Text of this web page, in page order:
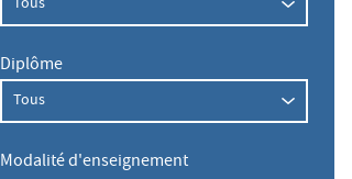
Diplôme
Modalité d'enseignement